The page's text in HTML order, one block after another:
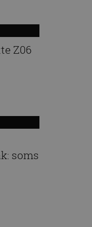
Z06
soms